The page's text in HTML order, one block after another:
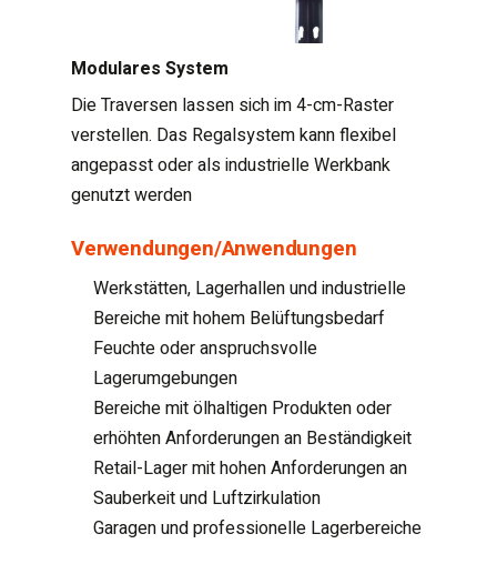
Modulares System
Die Traversen lassen sich im 4-cm-Raster
verstellen. Das Regalsystem kann flexibel
angepasst oder als industrielle Werkbank
genutzt werden
Verwendungen/Anwendungen
Werkstätten, Lagerhallen und industrielle
Bereiche mit hohem Belüftungsbedarf
Feuchte oder anspruchsvolle
Lagerumgebungen
Bereiche mit ölhaltigen Produkten oder
erhöhten Anforderungen an Beständigkeit
Retail-Lager mit hohen Anforderungen an
Sauberkeit und Luftzirkulation
Garagen und professionelle Lagerbereiche